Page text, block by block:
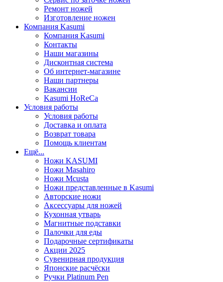
Ремонт ножей
Изготовление ножен
Компания Kasumi
Компания Kasumi
Контакты
Наши магазины
Дисконтная система
Об интернет-магазине
Наши партнеры
Вакансии
Kasumi HoReCa
Условия работы
Условия работы
Доставка и оплата
Возврат товара
Помощь клиентам
Ещё...
Ножи KASUMI
Ножи Masahiro
Ножи Mcusta
Ножи представленные в Kasumi
Авторские ножи
Аксессуары для ножей
Кухонная утварь
Магнитные подставки
Палочки для еды
Подарочные сертификаты
Акции 2025
Сувенирная продукция
Японские расчёски
Ручки Platinum Pen